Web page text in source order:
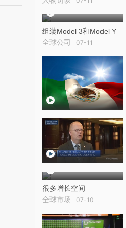
组装Model 3和Model Y
全球公司 07-11
很多增长空间
全球市场 07-10